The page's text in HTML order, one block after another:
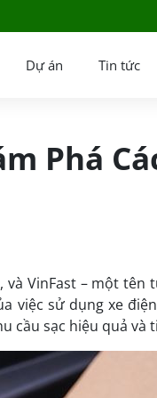
Dự án Tin tức
Phá
VinFast – một
sử dụng xe
cầu sạc hiệu quả